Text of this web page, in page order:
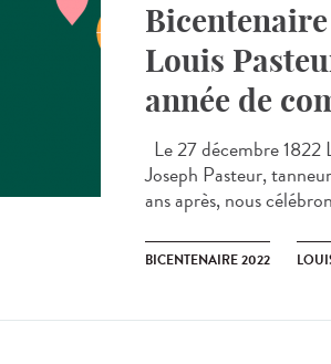
Louis
année de
Le 27 décembre 1822
Joseph Pasteur,
ans après, nous
BICENTENAIRE 2022